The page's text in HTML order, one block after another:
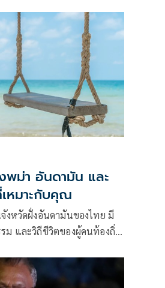
พม่า อันดามัน และ
หมาะกับคุณ
งหวัดฝั่งอันดามันของไทย มี
ม และวิถีชีวิตของผู้คนท้องถิ่น
งหมายตาว่าจะมาพักซักครั้ง